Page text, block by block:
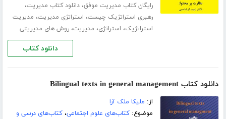
رایگان کتاب مدیریت موفق،دانلود کتاب مدیریت،
رهبری استراتژیک چیست، استراتژی مدیریت، مدیریت
استراتژیک، استراتژی، مدیریت،روش های مدیریتی
دانلود کتاب
دانلود کتاب Bilingual texts in general management
از: ملیکا ملک آرا
موضوع:کتاب‌های علوم اجتماعی،کتاب‌های درسی و